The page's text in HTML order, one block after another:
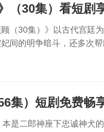
（30集）看短剧
（30集）》以古代宫廷
间的明争暗斗，还多次
集）短剧免费畅
是二郎神座下忠诚神